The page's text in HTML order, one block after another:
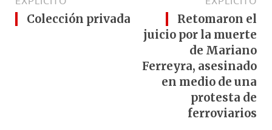
Colección privada
Retomaron el
juicio por la muerte
de Mariano
Ferreyra, asesinado
en medio de una
protesta de
ferroviarios